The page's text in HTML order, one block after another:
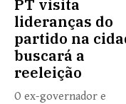
PT visita
lideranças do
partido na
buscará a
reeleição
O ex-governador e